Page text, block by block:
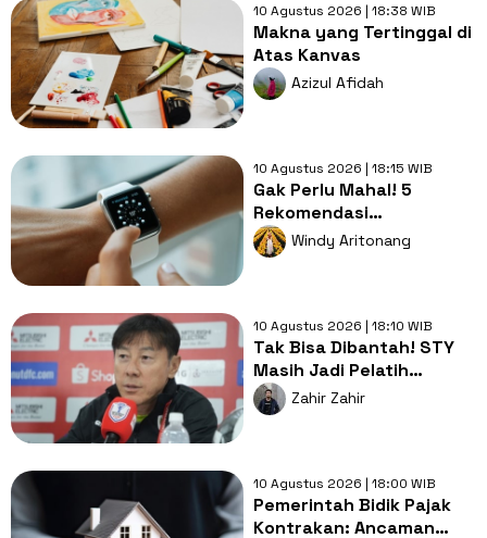
10 Agustus 2026 | 18:38 WIB
Makna yang Tertinggal di
Atas Kanvas
Azizul Afidah
10 Agustus 2026 | 18:15 WIB
Gak Perlu Mahal! 5
Rekomendasi
Smartwatch Berkualitas
dan Ramah di Kantong
Windy Aritonang
10 Agustus 2026 | 18:10 WIB
Tak Bisa Dibantah! STY
Masih Jadi Pelatih
Terbaik bagi Timnas
Indonesia
Zahir Zahir
10 Agustus 2026 | 18:00 WIB
Pemerintah Bidik Pajak
Kontrakan: Ancaman